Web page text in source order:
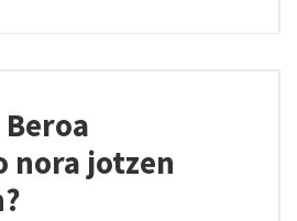
Beroa
nora jotzen